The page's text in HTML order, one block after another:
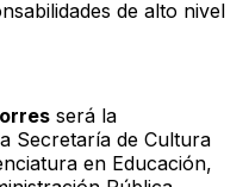
de alto nivel
será la
Secretaría de Cultura
en Educación,